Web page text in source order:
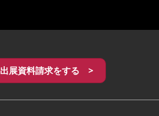
出展資料請求をする >